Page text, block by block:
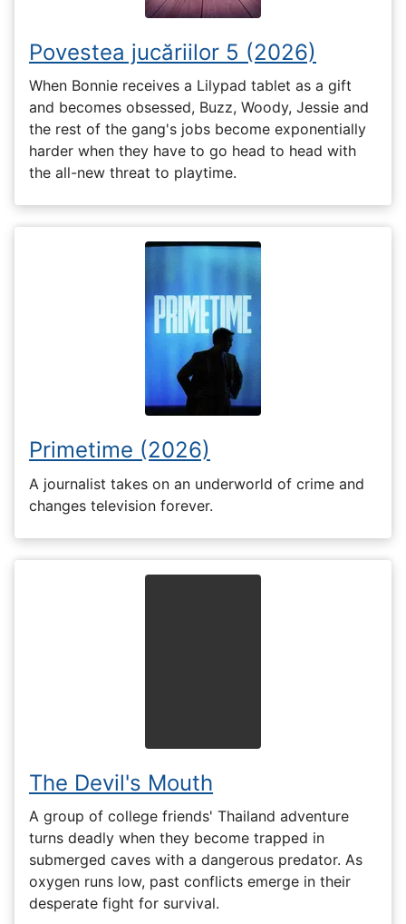
Povestea jucăriilor 5 (2026)
When Bonnie receives a Lilypad tablet as a gift
and becomes obsessed, Buzz, Woody, Jessie and
the rest of the gang's jobs become exponentially
harder when they have to go head to head with
the all-new threat to playtime.
Primetime (2026)
A journalist takes on an underworld of crime and
changes television forever.
The Devil's Mouth
A group of college friends' Thailand adventure
turns deadly when they become trapped in
submerged caves with a dangerous predator. As
oxygen runs low, past conflicts emerge in their
desperate fight for survival.